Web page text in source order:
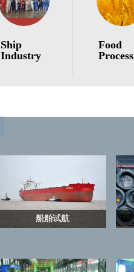
Ship
Industry
Food
船舶试航